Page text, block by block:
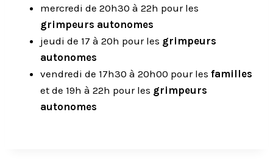
mercredi de 20h30 à 22h pour les
grimpeurs autonomes
jeudi de 17 à 20h pour les grimpeurs
autonomes
vendredi de 17h30 à 20h00 pour les familles
et de 19h à 22h pour les grimpeurs
autonomes